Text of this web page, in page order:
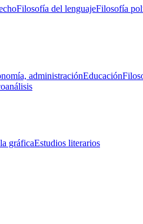
Filosofía del lenguajeFilosofía
administraciónEducación
gráficaEstudios literarios